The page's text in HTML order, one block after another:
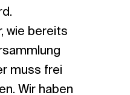
wie bereits
muss frei
Wir haben